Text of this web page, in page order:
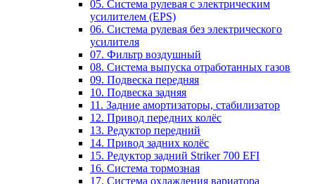
05. Система рулевая с электрическим
усилителем (EPS)
06. Система рулевая без электрического
усилителя
07. Фильтр воздушный
08. Система выпуска отработанных газов
09. Подвеска передняя
10. Подвеска задняя
11. Задние амортизаторы, стабилизатор
12. Привод передних колёс
13. Редуктор передний
14. Привод задних колёс
15. Редуктор задний Striker 700 EFI
16. Система тормозная
17. Система охлаждения вариатора